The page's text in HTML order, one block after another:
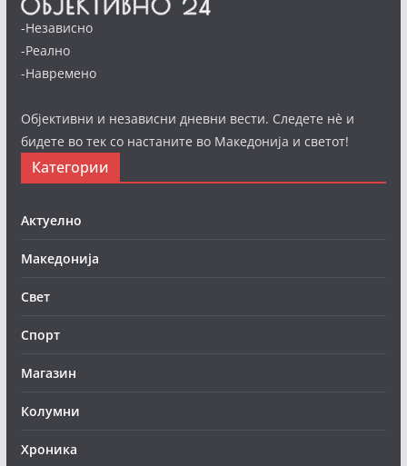
-Независно
-Реално
-Навремено
Објективни и независни дневни вести. Следете нè и
бидете во тек со настаните во Македонија и светот!
Категории
Актуелно
Македонија
Свет
Спорт
Магазин
Колумни
Хроника